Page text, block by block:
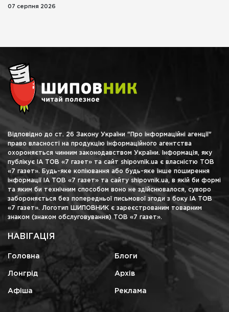
07 серпня 2026
Відповідно до ст. 26 Закону України "Про інформаційні агенції"
право власності на продукцію інформаційного агентства
охороняється чинним законодавством України. Інформація, яку
публікує ІА ТОВ «7 газет» та сайт shipovnik.ua є власністю ТОВ
«7 газет». Будь-яке копіювання або будь-яке інше поширення
інформації ІА ТОВ «7 газет» та сайту shipovnik.ua, в якій би формі
та яким би технічним способом воно не здійснювалося, суворо
забороняється без попередньої письмової згоди з боку ІА ТОВ
«7 газет». Логотип ШИПОВНИК є зареєстрованим товарним
знаком (знаком обслуговування) ТОВ «7 газет».
НАВІГАЦІЯ
Головна Блоги
Лонгрід Архів
Афіша Реклама